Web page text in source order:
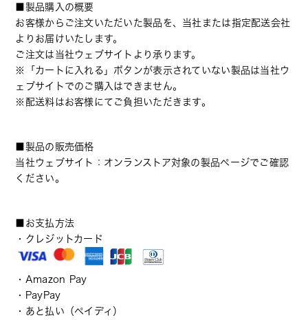
■製品購入の概要
お客様からご注文いただいた製品を、当社または指定配送会社
よりお届けいたします。
ご注文は当社ウェブサイトより承ります。
※「カートに入れる」ボタンが表示されていない製品は当社ウ
ェブサイトでのご購入はできません。
※配送料はお客様にてご負担いただきます。
■製品の販売価格
当社ウェブサイト：オンランストア対象の製品ページでご確認
ください。
■お支払方法
・クレジットカード
・Amazon Pay
・PayPay
・あと払い（ペイディ）